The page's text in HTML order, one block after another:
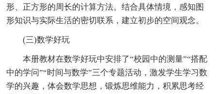
形、正方形的周长的计算方法。结合具体情境，感知图
形知识与实际生活的密切联系，建立初步的空间观念。
(三)数学好玩
本册教材在数学好玩中安排了“校园中的测量”“搭配
中的学问”“时间与数学”三个专题活动，激发学生学习数
学的兴趣，体会数学思想，锻炼思维能力，积累思考经